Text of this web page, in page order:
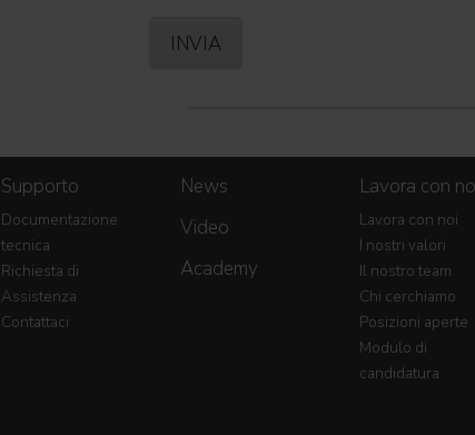
Supporto
Documentazione
tecnica
Richiesta di
Assistenza
Contattaci
News
Video
Academy
Lavora con
Lavora con noi
I nostri valori
Il nostro team
Chi cerchiamo
Posizioni aperte
Modulo di
candidatura